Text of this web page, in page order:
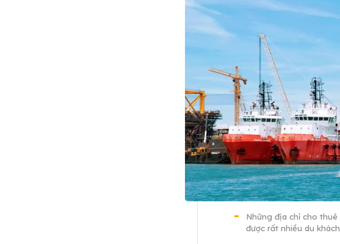
Những địa chỉ cho
được rất nhiều du